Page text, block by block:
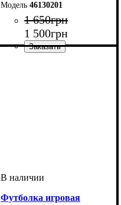
46130201
1 650грн
1 500грн
Футболка игровая